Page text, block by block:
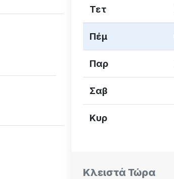
Τετ
Πέμ
Παρ
Σαβ
Κυρ
Κλειστά Τώρα